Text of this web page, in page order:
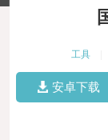
工具
安卓下载